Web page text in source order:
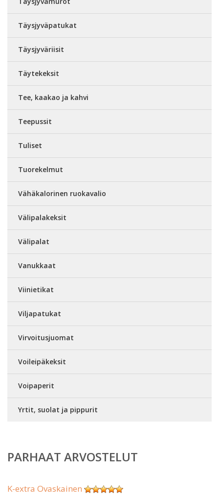
Täysjyväpatukat
Täysjyväriisit
Täytekeksit
Tee, kaakao ja kahvi
Teepussit
Tuliset
Tuorekelmut
Vähäkalorinen ruokavalio
Välipalakeksit
Välipalat
Vanukkaat
Viinietikat
Viljapatukat
Virvoitusjuomat
Voileipäkeksit
Voipaperit
Yrtit, suolat ja pippurit
PARHAAT ARVOSTELUT
K-extra Ovaskainen